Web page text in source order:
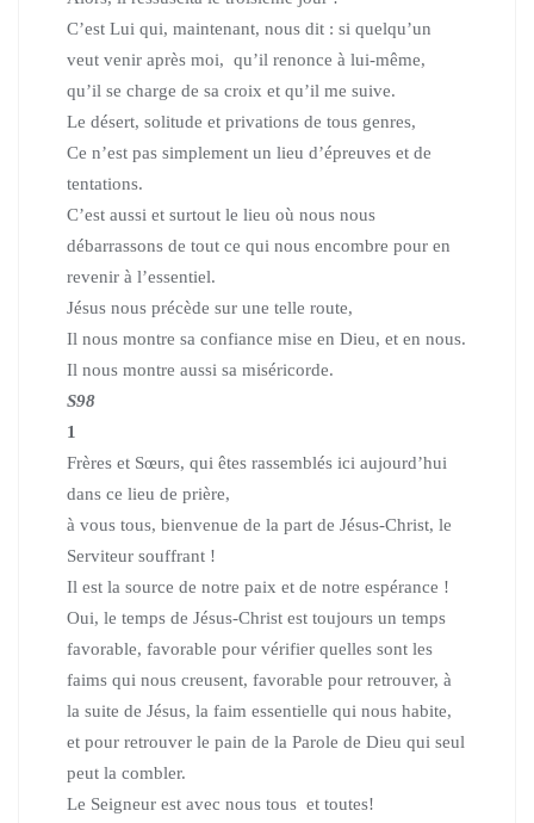
C’est Lui qui, maintenant, nous dit : si quelqu’un
veut venir après moi, qu’il renonce à lui-même,
qu’il se charge de sa croix et qu’il me suive.
Le désert, solitude et privations de tous genres,
Ce n’est pas simplement un lieu d’épreuves et de
tentations.
C’est aussi et surtout le lieu où nous nous
débarrassons de tout ce qui nous encombre pour en
revenir à l’essentiel.
Jésus nous précède sur une telle route,
Il nous montre sa confiance mise en Dieu, et en nous.
Il nous montre aussi sa miséricorde.
S98
1
Frères et Sœurs, qui êtes rassemblés ici aujourd’hui
dans ce lieu de prière,
à vous tous, bienvenue de la part de Jésus-Christ, le
Serviteur souffrant !
Il est la source de notre paix et de notre espérance !
Oui, le temps de Jésus-Christ est toujours un temps
favorable, favorable pour vérifier quelles sont les
faims qui nous creusent, favorable pour retrouver, à
la suite de Jésus, la faim essentielle qui nous habite,
et pour retrouver le pain de la Parole de Dieu qui seul
peut la combler.
Le Seigneur est avec nous tous et toutes!